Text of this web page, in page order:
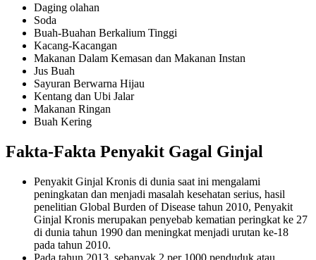
Daging olahan
Soda
Buah-Buahan Berkalium Tinggi
Kacang-Kacangan
Makanan Dalam Kemasan dan Makanan Instan
Jus Buah
Sayuran Berwarna Hijau
Kentang dan Ubi Jalar
Makanan Ringan
Buah Kering
Fakta-Fakta Penyakit Gagal Ginjal
Penyakit Ginjal Kronis di dunia saat ini mengalami
peningkatan dan menjadi masalah kesehatan serius, hasil
penelitian Global Burden of Disease tahun 2010, Penyakit
Ginjal Kronis merupakan penyebab kematian peringkat ke 27
di dunia tahun 1990 dan meningkat menjadi urutan ke-18
pada tahun 2010.
Pada tahun 2013, sebanyak 2 per 1000 penduduk atau